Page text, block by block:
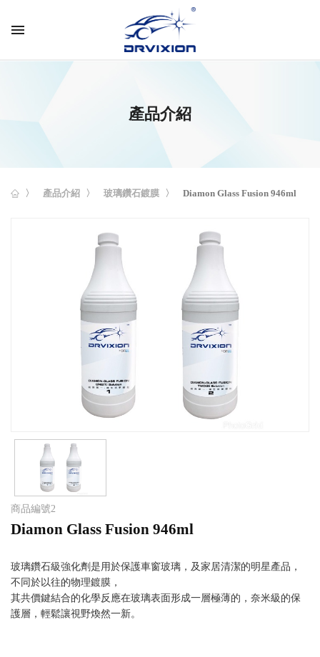
menu
產品介紹
產品介紹 玻璃鑽石鍍膜 Diamon Glass Fusion 946ml
商品編號2
Diamon Glass Fusion 946ml
玻璃鑽石級強化劑是用於保護車窗玻璃，及家居清潔的明星產品，
不同於以往的物理鍍膜，
其共價鍵結合的化學反應在玻璃表面形成一層極薄的，奈米級的保
護層，輕鬆讓視野煥然一新。